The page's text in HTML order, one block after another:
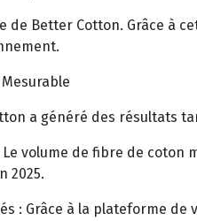
de Better Cotton. Grâce
a généré des résultats
volume de fibre de
2025.
: Grâce à la plateforme